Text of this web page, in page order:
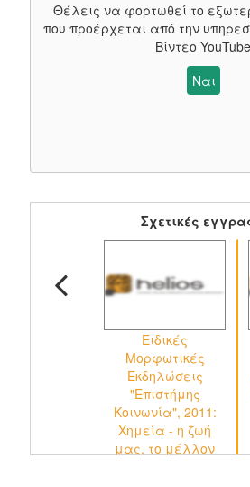
Θέλεις να φορτωθεί το
που προέρχεται από την
Βίντεο YouTube
Ναι
Σχετικές
Ειδικές
Μορφωτικές
Εκδηλώσεις
"Επιστήμης
Κοινωνία", 2011:
Χημεία - η ζωή
μας, το μέλλον